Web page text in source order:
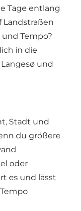
Tage entlang
Landstraßen
Tempo?
in die
und
Stadt und
du größere
oder
es und lässt